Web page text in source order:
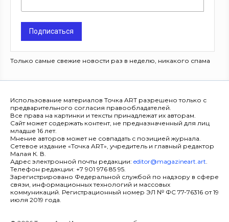
Подписаться
Только самые свежие новости раз в неделю, никакого спама
Использование материалов Точка ART разрешено только с
предварительного согласия правообладателей.
Все права на картинки и тексты принадлежат их авторам.
Сайт может содержать контент, не предназначенный для лиц
младше 16 лет.
Мнение авторов может не совпадать с позицией журнала.
Сетевое издание «Точка ART», учредитель и главный редактор
Малая К. В.
Адрес электронной почты редакции: editor@magazineart.art.
Телефон редакции: +7 901 976 85 95.
Зарегистрировано Федеральной службой по надзору в сфере
связи, информационных технологий и массовых
коммуникаций. Регистрационный номер ЭЛ № ФС 77-76316 от 19
июля 2019 года.